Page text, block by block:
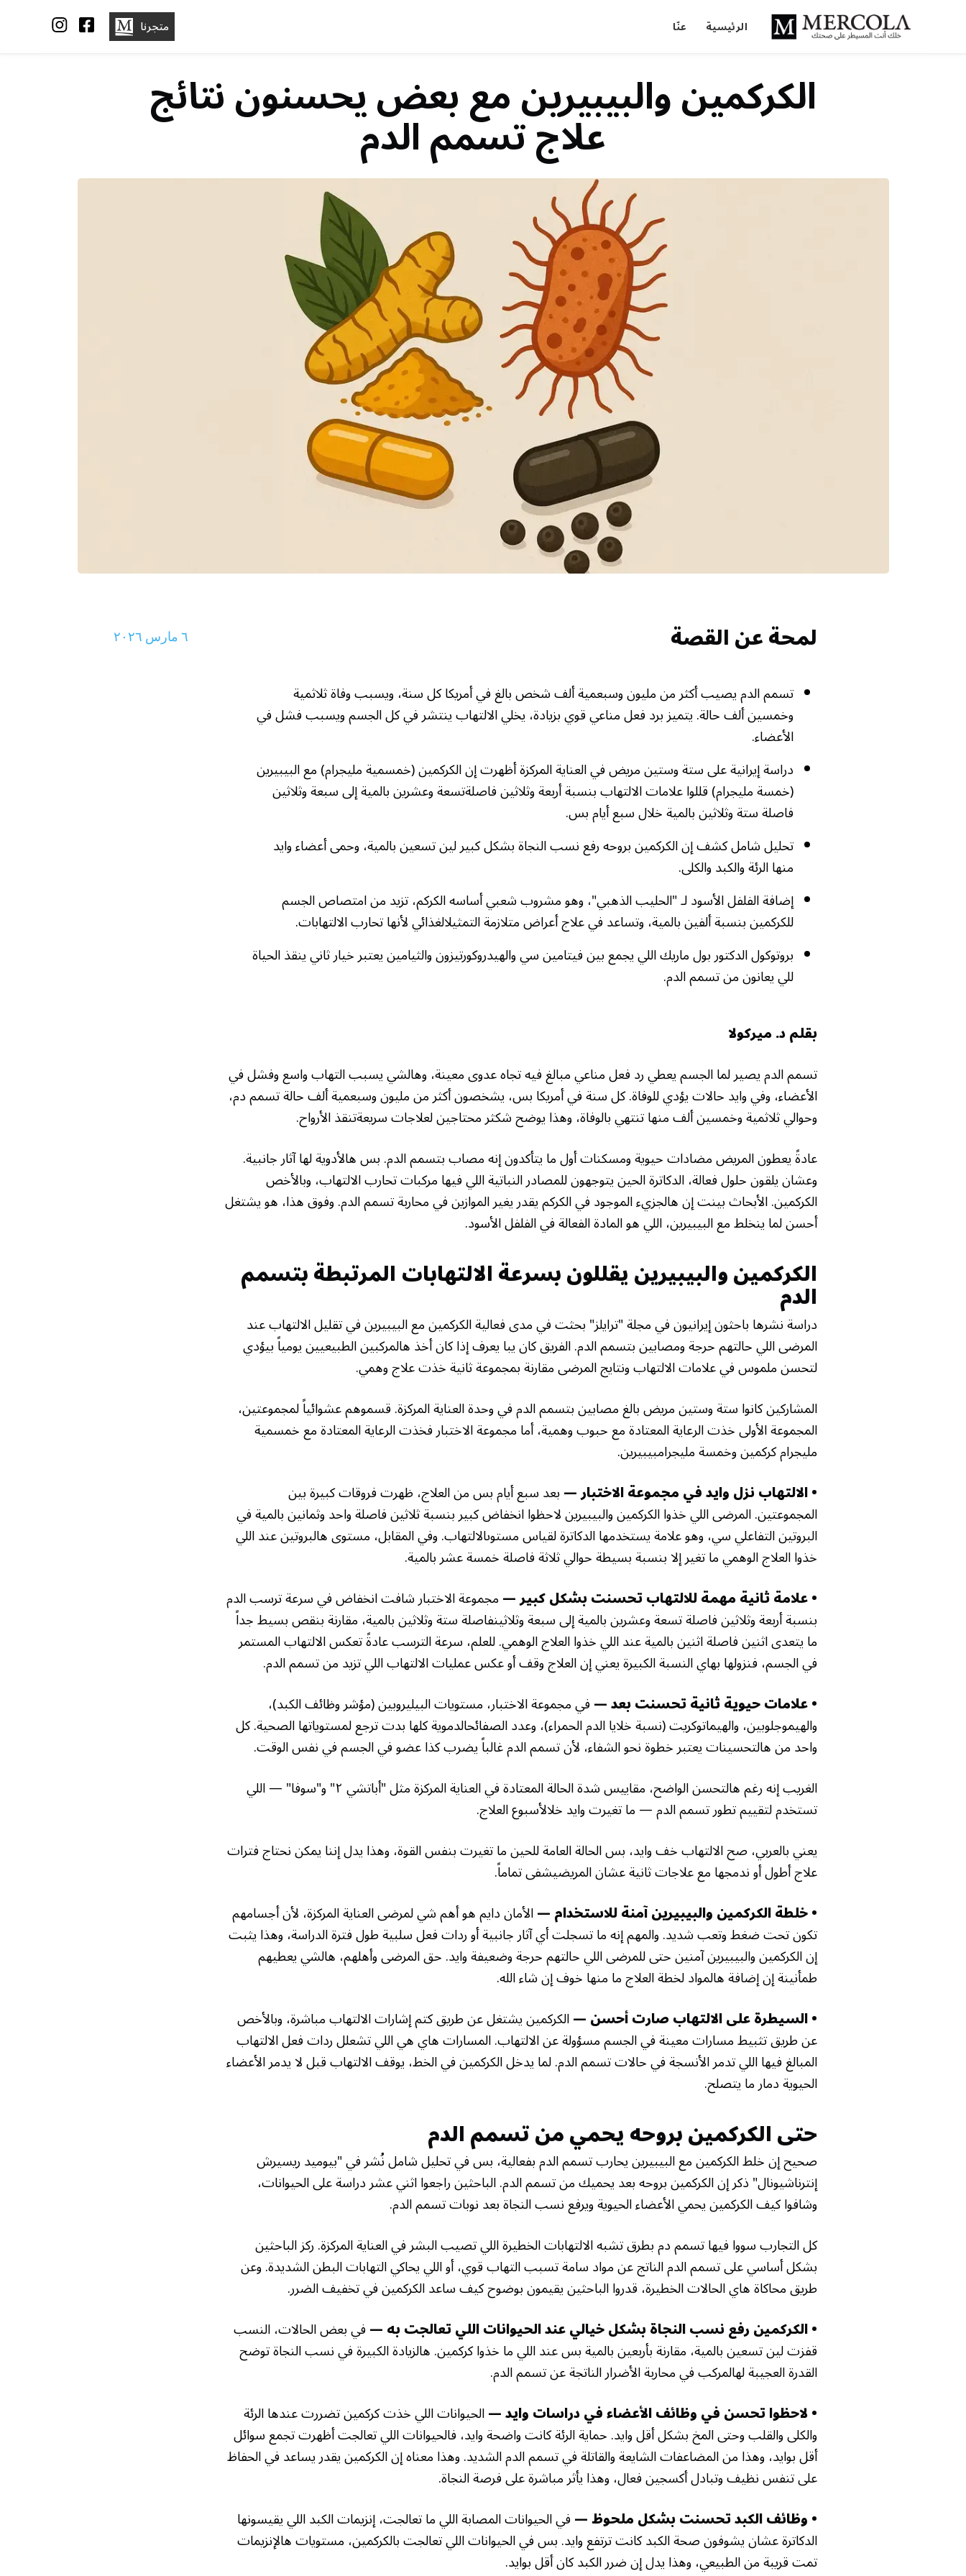
الرئيسية عنّا متجرنا
الكركمين والبيبيرين مع بعض يحسنون نتائج
علاج تسمم الدم
٦ مارس ٢٠٢٦ لمحة عن القصة
تسمم الدم يصيب أكثر من مليون وسبعمية ألف شخص بالغ في أمريكا كل سنة، ويسبب وفاة ثلاثمية
وخمسين ألف حالة. يتميز برد فعل مناعي قوي بزيادة، يخلي الالتهاب ينتشر في كل الجسم ويسبب فشل في
الأعضاء.
دراسة إيرانية على ستة وستين مريض في العناية المركزة أظهرت إن الكركمين (خمسمية مليجرام) مع البيبيرين
(خمسة مليجرام) قللوا علامات الالتهاب بنسبة أربعة وثلاثين فاصلةتسعة وعشرين بالمية إلى سبعة وثلاثين
فاصلة ستة وثلاثين بالمية خلال سبع أيام بس.
تحليل شامل كشف إن الكركمين بروحه رفع نسب النجاة بشكل كبير لين تسعين بالمية، وحمى أعضاء وايد
منها الرئة والكبد والكلى.
إضافة الفلفل الأسود لـ "الحليب الذهبي"، وهو مشروب شعبي أساسه الكركم، تزيد من امتصاص الجسم
للكركمين بنسبة ألفين بالمية، وتساعد في علاج أعراض متلازمة التمثيلالغذائي لأنها تحارب الالتهابات.
بروتوكول الدكتور بول ماريك اللي يجمع بين فيتامين سي والهيدروكورتيزون والثيامين يعتبر خيار ثاني ينقذ الحياة
للي يعانون من تسمم الدم.
بقلم د. ميركولا
تسمم الدم يصير لما الجسم يعطي رد فعل مناعي مبالغ فيه تجاه عدوى معينة، وهالشي يسبب التهاب واسع وفشل في
الأعضاء، وفي وايد حالات يؤدي للوفاة. كل سنة في أمريكا بس، يشخصون أكثر من مليون وسبعمية ألف حالة تسمم دم،
وحوالي ثلاثمية وخمسين ألف منها تنتهي بالوفاة، وهذا يوضح شكثر محتاجين لعلاجات سريعةتنقذ الأرواح.
عادةً يعطون المريض مضادات حيوية ومسكنات أول ما يتأكدون إنه مصاب بتسمم الدم. بس هالأدوية لها آثار جانبية.
وعشان يلقون حلول فعالة، الدكاترة الحين يتوجهون للمصادر النباتية اللي فيها مركبات تحارب الالتهاب، وبالأخص
الكركمين. الأبحاث بينت إن هالجزيء الموجود في الكركم يقدر يغير الموازين في محاربة تسمم الدم. وفوق هذا، هو يشتغل
أحسن لما ينخلط مع البيبيرين، اللي هو المادة الفعالة في الفلفل الأسود.
الكركمين والبيبيرين يقللون بسرعة الالتهابات المرتبطة بتسمم
الدم
دراسة نشرها باحثون إيرانيون في مجلة "ترايلز" بحثت في مدى فعالية الكركمين مع البيبيرين في تقليل الالتهاب عند
المرضى اللي حالتهم حرجة ومصابين بتسمم الدم. الفريق كان يبا يعرف إذا كان أخذ هالمركبين الطبيعيين يومياً بيؤدي
لتحسن ملموس في علامات الالتهاب ونتايج المرضى مقارنة بمجموعة ثانية خذت علاج وهمي.
المشاركين كانوا ستة وستين مريض بالغ مصابين بتسمم الدم في وحدة العناية المركزة. قسموهم عشوائياً لمجموعتين،
المجموعة الأولى خذت الرعاية المعتادة مع حبوب وهمية، أما مجموعة الاختبار فخذت الرعاية المعتادة مع خمسمية
مليجرام كركمين وخمسة مليجرامبيبيرين.
• الالتهاب نزل وايد في مجموعة الاختبار —بعد سبع أيام بس من العلاج، ظهرت فروقات كبيرة بين
المجموعتين. المرضى اللي خذوا الكركمين والبيبيرين لاحظوا انخفاض كبير بنسبة ثلاثين فاصلة واحد وثمانين بالمية في
البروتين التفاعلي سي، وهو علامة يستخدمها الدكاترة لقياس مستوىالالتهاب. وفي المقابل، مستوى هالبروتين عند اللي
خذوا العلاج الوهمي ما تغير إلا بنسبة بسيطة حوالي ثلاثة فاصلة خمسة عشر بالمية.
• علامة ثانية مهمة للالتهاب تحسنت بشكل كبير —مجموعة الاختبار شافت انخفاض في سرعة ترسب الدم
بنسبة أربعة وثلاثين فاصلة تسعة وعشرين بالمية إلى سبعة وثلاثينفاصلة ستة وثلاثين بالمية، مقارنة بنقص بسيط جداً
ما يتعدى اثنين فاصلة اثنين بالمية عند اللي خذوا العلاج الوهمي. للعلم، سرعة الترسب عادةً تعكس الالتهاب المستمر
في الجسم، فنزولها بهاي النسبة الكبيرة يعني إن العلاج وقف أو عكس عمليات الالتهاب اللي تزيد من تسمم الدم.
• علامات حيوية ثانية تحسنت بعد —في مجموعة الاختبار، مستويات البيليروبين (مؤشر وظائف الكبد)،
والهيموجلوبين، والهيماتوكريت (نسبة خلايا الدم الحمراء)، وعدد الصفائحالدموية كلها بدت ترجع لمستوياتها الصحية. كل
واحد من هالتحسينات يعتبر خطوة نحو الشفاء، لأن تسمم الدم غالباً يضرب كذا عضو في الجسم في نفس الوقت.
الغريب إنه رغم هالتحسن الواضح، مقاييس شدة الحالة المعتادة في العناية المركزة مثل "أباتشي ٢" و"سوفا" — اللي
تستخدم لتقييم تطور تسمم الدم — ما تغيرت وايد خلالأسبوع العلاج.
يعني بالعربي، صح الالتهاب خف وايد، بس الحالة العامة للحين ما تغيرت بنفس القوة، وهذا يدل إننا يمكن نحتاج فترات
علاج أطول أو ندمجها مع علاجات ثانية عشان المريضيشفى تماماً.
• خلطة الكركمين والبيبيرين آمنة للاستخدام —الأمان دايم هو أهم شي لمرضى العناية المركزة، لأن أجسامهم
تكون تحت ضغط وتعب شديد. والمهم إنه ما تسجلت أي آثار جانبية أو ردات فعل سلبية طول فترة الدراسة، وهذا يثبت
إن الكركمين والبيبيرين آمنين حتى للمرضى اللي حالتهم حرجة وضعيفة وايد. حق المرضى وأهلهم، هالشي يعطيهم
طمأنينة إن إضافة هالمواد لخطة العلاج ما منها خوف إن شاء الله.
• السيطرة على الالتهاب صارت أحسن —الكركمين يشتغل عن طريق كتم إشارات الالتهاب مباشرة، وبالأخص
عن طريق تثبيط مسارات معينة في الجسم مسؤولة عن الالتهاب. المسارات هاي هي اللي تشعلل ردات فعل الالتهاب
المبالغ فيها اللي تدمر الأنسجة في حالات تسمم الدم. لما يدخل الكركمين في الخط، يوقف الالتهاب قبل لا يدمر الأعضاء
الحيوية دمار ما يتصلح.
حتى الكركمين بروحه يحمي من تسمم الدم
صحيح إن خلط الكركمين مع البيبيرين يحارب تسمم الدم بفعالية، بس في تحليل شامل نُشر في "بيوميد ريسيرش
إنترناشيونال" ذكر إن الكركمين بروحه بعد يحميك من تسمم الدم. الباحثين راجعوا اثني عشر دراسة على الحيوانات،
وشافوا كيف الكركمين يحمي الأعضاء الحيوية ويرفع نسب النجاة بعد نوبات تسمم الدم.
كل التجارب سووا فيها تسمم دم بطرق تشبه الالتهابات الخطيرة اللي تصيب البشر في العناية المركزة. ركز الباحثين
بشكل أساسي على تسمم الدم الناتج عن مواد سامة تسبب التهاب قوي، أو اللي يحاكي التهابات البطن الشديدة. وعن
طريق محاكاة هاي الحالات الخطيرة، قدروا الباحثين يقيمون بوضوح كيف ساعد الكركمين في تخفيف الضرر.
• الكركمين رفع نسب النجاة بشكل خيالي عند الحيوانات اللي تعالجت به —في بعض الحالات، النسب
قفزت لين تسعين بالمية، مقارنة بأربعين بالمية بس عند اللي ما خذوا كركمين. هالزيادة الكبيرة في نسب النجاة توضح
القدرة العجيبة لهالمركب في محاربة الأضرار الناتجة عن تسمم الدم.
• لاحظوا تحسن في وظائف الأعضاء في دراسات وايد —الحيوانات اللي خذت كركمين تضررت عندها الرئة
والكلى والقلب وحتى المخ بشكل أقل وايد. حماية الرئة كانت واضحة وايد، فالحيوانات اللي تعالجت أظهرت تجمع سوائل
أقل بوايد، وهذا من المضاعفات الشايعة والقاتلة في تسمم الدم الشديد. وهذا معناه إن الكركمين يقدر يساعد في الحفاظ
على تنفس نظيف وتبادل أكسجين فعال، وهذا يأثر مباشرة على فرصة النجاة.
• وظائف الكبد تحسنت بشكل ملحوظ —في الحيوانات المصابة اللي ما تعالجت، إنزيمات الكبد اللي يقيسونها
الدكاترة عشان يشوفون صحة الكبد كانت ترتفع وايد. بس في الحيوانات اللي تعالجت بالكركمين، مستويات هالإنزيمات
تمت قريبة من الطبيعي، وهذا يدل إن ضرر الكبد كان أقل بوايد.
×
اشترك مجانًا في "أول نشرة صحة
طبيعية"
خُذ كل المعلومات عن الصحة مِن مصدرك المفضل، بدون رقابة
ولا تجسس إلكتروني. خلينا نحمي الخصوصية وحرية التعبير.
اشترك الحين!